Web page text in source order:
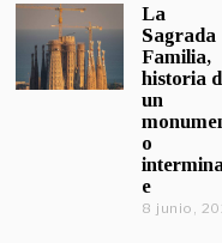
La
Sagrada
Familia,
historia
un
o
e
8 junio,